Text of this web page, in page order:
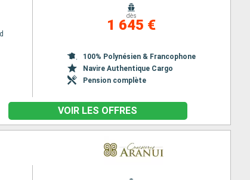
dès
1 645 €
100% Polynésien & Francophone
Navire Authentique Cargo
Pension complète
VOIR LES OFFRES